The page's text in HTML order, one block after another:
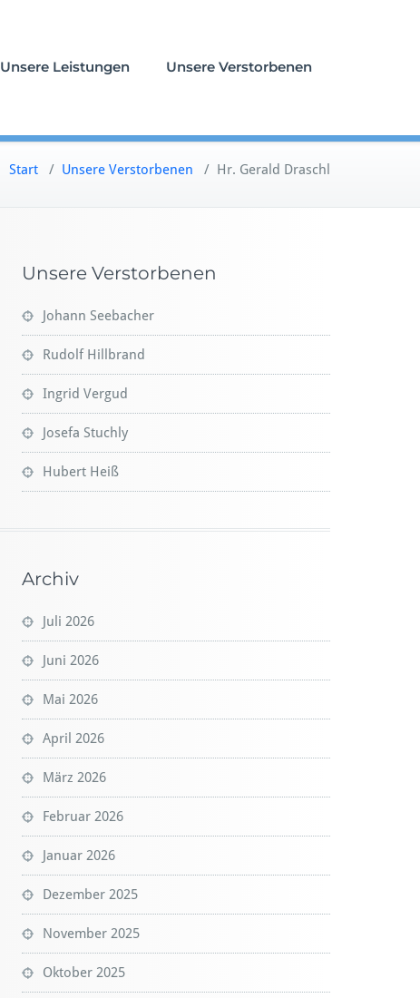
Unsere Leistungen Unsere Verstorbenen
Start / Unsere Verstorbenen / Hr. Gerald Draschl
Unsere Verstorbenen
Johann Seebacher
Rudolf Hillbrand
Ingrid Vergud
Josefa Stuchly
Hubert Heiß
Archiv
Juli 2026
Juni 2026
Mai 2026
April 2026
März 2026
Februar 2026
Januar 2026
Dezember 2025
November 2025
Oktober 2025